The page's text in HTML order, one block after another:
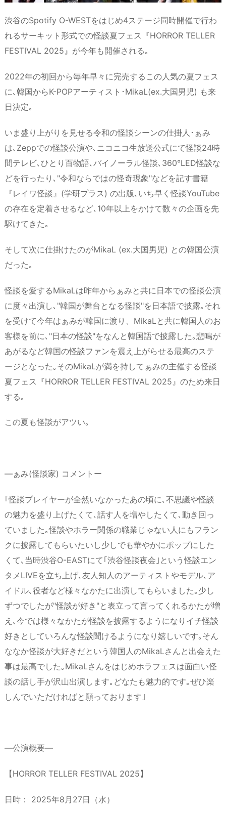
渋谷のSpotify O-WESTをはじめ4ステージ同時開催で行わ
れるサーキット形式での怪談夏フェス『HORROR TELLER
FESTIVAL 2025』が今年も開催される｡
2022年の初回から毎年早々に完売するこの人気の夏フェス
に､韓国からK-POPアーティスト･MikaL(ex.大国男児) も来
日決定｡
いま盛り上がりを見せる令和の怪談シーンの仕掛人･ぁみ
は､Zeppでの怪談公演や､ニコニコ生放送公式にて怪談24時
間テレビ､ひとり百物語､バイノーラル怪談､360°LED怪談な
どを行ったり､"令和ならではの怪奇現象"などを記す書籍
『レイワ怪談』(学研プラス) の出版､いち早く怪談YouTube
の存在を定着させるなど､10年以上をかけて数々の企画を先
駆けてきた｡
そして次に仕掛けたのがMikaL (ex.大国男児) との韓国公演
だった｡
怪談を愛するMikaLは昨年からぁみと共に日本での怪談公演
に度々出演し､"韓国が舞台となる怪談"を日本語で披露｡それ
を受けて今年はぁみが韓国に渡り、MikaLと共に韓国人のお
客様を前に､"日本の怪談"をなんと韓国語で披露した｡悲鳴が
あがるなど韓国の怪談ファンを震え上がらせる最高のステ
ージとなった｡そのMikaLが満を持してぁみの主催する怪談
夏フェス『HORROR TELLER FESTIVAL 2025』のため来日
する｡
この夏も怪談がアツい｡
―ぁみ(怪談家) コメントー
｢怪談プレイヤーが全然いなかったあの頃に､不思議や怪談
の魅力を盛り上げたくて､話す人を増やしたくて､動き回っ
ていました｡怪談やホラー関係の職業じゃない人にもフラン
クに披露してもらいたいし少しでも華やかにポップにした
くて､当時渋谷O-EASTにて｢渋谷怪談夜会｣という怪談エン
タメLIVEを立ち上げ､友人知人のアーティストやモデル､ア
イドル､役者など様々なかたに出演してもらいました｡少し
ずつでしたが"怪談が好き"と表立って言ってくれるかたが増
え､今では様々なかたが怪談を披露するようになりイチ怪談
好きとしていろんな怪談聞けるようになり嬉しいです｡そん
ななか怪談が大好きだという韓国人のMikaLさんと出会えた
事は最高でした｡MikaLさんをはじめホラフェスは面白い怪
談の話し手が沢山出演します｡どなたも魅力的です｡ぜひ楽
しんでいただければと願っております｣
―公演概要―
【HORROR TELLER FESTIVAL 2025】
日時： 2025年8月27日（水）